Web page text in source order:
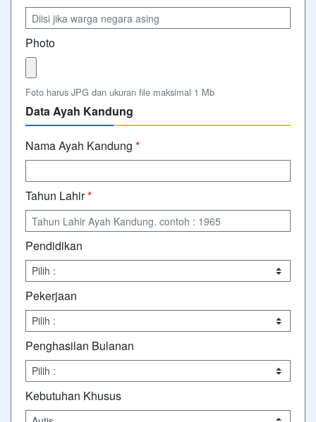
Photo
Foto harus JPG dan ukuran file maksimal 1 Mb
Data Ayah Kandung
Nama Ayah Kandung *
Tahun Lahir*
Pendidikan
Pekerjaan
Penghasilan Bulanan
Kebutuhan Khusus